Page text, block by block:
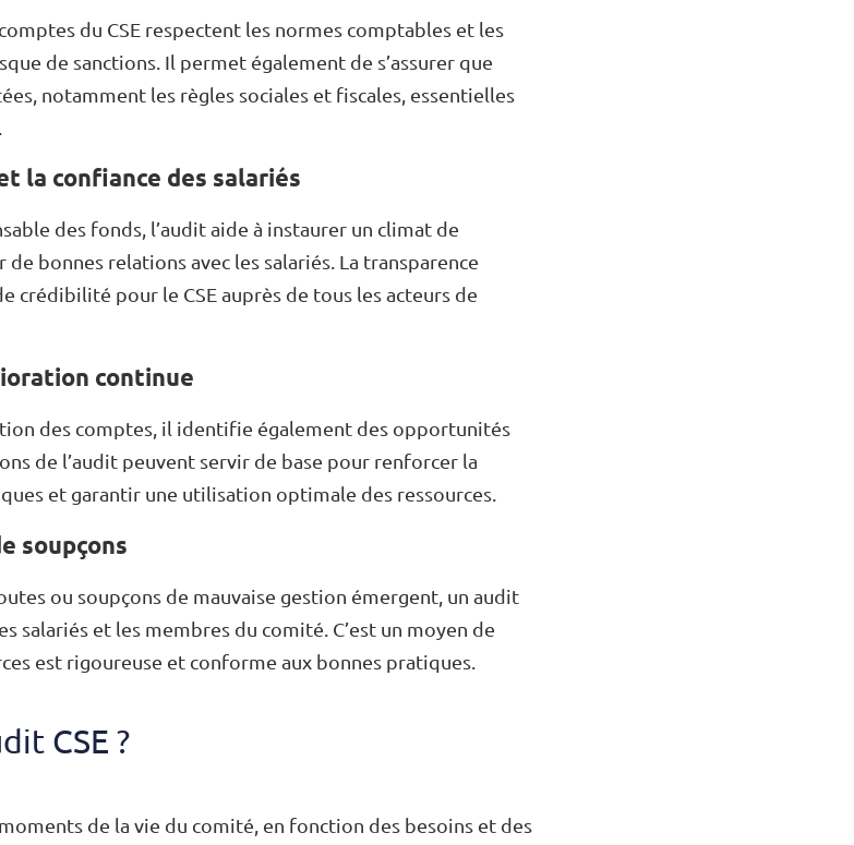
du CSE respectent les normes comptables et les
de sanctions. Il permet également de s’assurer que
notamment les règles sociales et fiscales, essentielles
la confiance des salariés
des fonds, l’audit aide à instaurer un climat de
bonnes relations avec les salariés. La transparence
crédibilité pour le CSE auprès de tous les acteurs de
continue
des comptes, il identifie également des opportunités
de l’audit peuvent servir de base pour renforcer la
et garantir une utilisation optimale des ressources.
soupçons
ou soupçons de mauvaise gestion émergent, un audit
salariés et les membres du comité. C’est un moyen de
est rigoureuse et conforme aux bonnes pratiques.
CSE ?
de la vie du comité, en fonction des besoins et des